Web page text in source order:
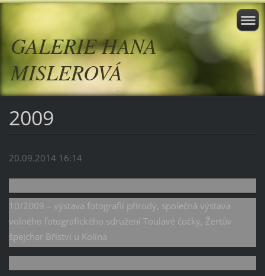
GALERIE HANA
MISLEROVÁ
2009
20.09.2014 16:14
10/2009 – výstava fotografií přírody, společná výstava
volného fotografického sdružení Toulavé čočky, Žertův
špejchar Bříství u Kolína